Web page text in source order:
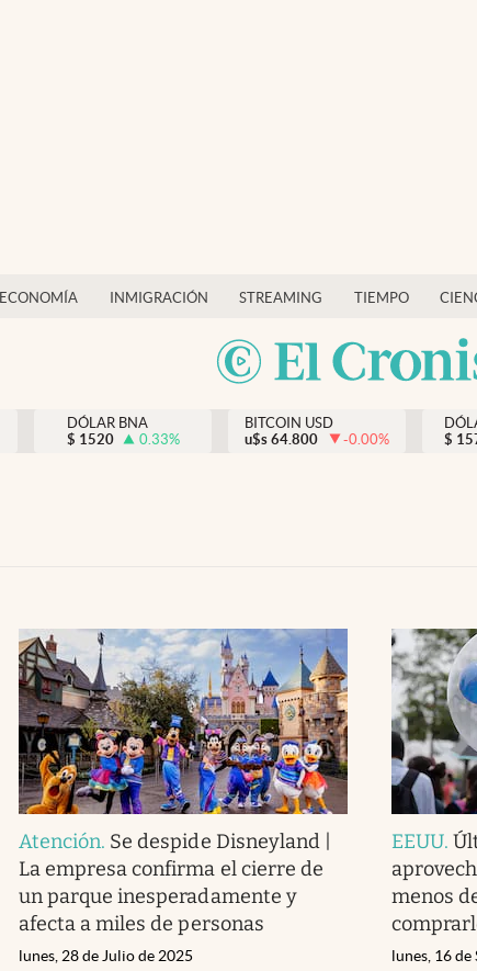
ECONOMÍA INMIGRACIÓN STREAMING TIEMPO
DÓLAR BNA
$ 1520 0.33%
BITCOIN USD
u$s 64.800 -0.00%
$
Atención. Se despide Disneyland |
La empresa confirma el cierre de
un parque inesperadamente y
afecta a miles de personas
lunes, 28 de Julio de 2025
EEUU.
menos
lunes, 16